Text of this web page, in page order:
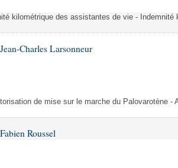
kilométrique des assistantes de vie - Indemnité
Charles Larsonneur
de mise sur le marche du Palovarotène -
Roussel